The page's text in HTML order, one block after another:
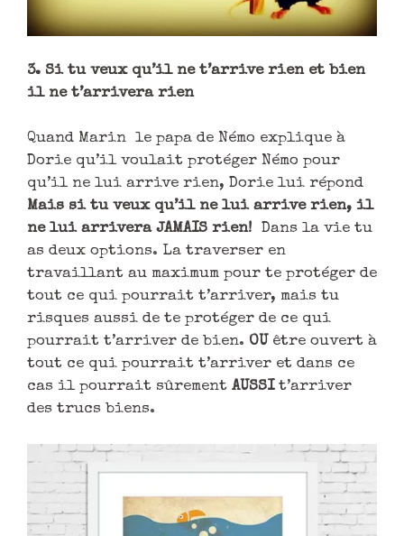
3. Si tu veux qu’il ne t’arrive rien et bien
il ne t’arrivera rien
Quand Marin le papa de Némo explique à
Dorie qu’il voulait protéger Némo pour
qu’il ne lui arrive rien, Dorie lui répond
Mais si tu veux qu’il ne lui arrive rien, il
ne lui arrivera JAMAIS rien! Dans la vie tu
as deux options. La traverser en
travaillant au maximum pour te protéger de
tout ce qui pourrait t’arriver, mais tu
risques aussi de te protéger de ce qui
pourrait t’arriver de bien. OU être ouvert à
tout ce qui pourrait t’arriver et dans ce
cas il pourrait sûrement AUSSIt’arriver
des trucs biens.